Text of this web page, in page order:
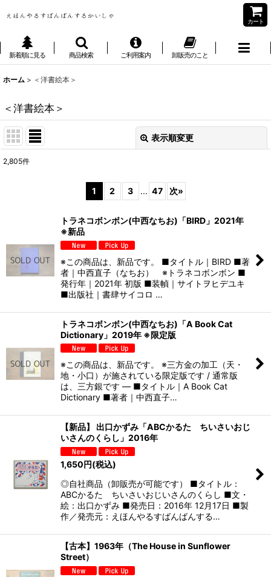
カート
新着順に見る 商品検索 ご利用案内 卸販売のこと
ホーム > ＜洋書絵本＞
＜洋書絵本＞
表示順変更
2,805件
1 2 3 ... 47 次»
トラネコボンボン(中西なちお)「BIRD」2021年
※新品
※この商品は、新品です。 ■タイトル｜BIRD ■著
者｜中西直子（なちお） ※トラネコボンボン ■
発行年｜2021年 初版 ■装幀｜サイトヲヒデユキ
■出版社｜書肆サイコロ …
トラネコボンボン(中西なちお)「A Book Cat
Dictionary」2019年 ※限定版
※この商品は、新品です。 ※三方金の加工（天・
地・小口）が施されている限定版です / 通常版
は、三方銀です — ■タイトル｜A Book Cat
Dictionary ■著者｜中西直子…
【新品】 出口かずみ「ABCかるた ちいさいおじ
いさんのくらし」2016年
1,650円(税込)
◎自社商品（卸販売が可能です） ■タイトル：
ABCかるた ちいさいおじいさんのくらし ■文・
絵：出口かずみ ■発売日：2016年 12月17日 ■製
作／発売元：えほんやるすばんばんする…
【古本】1963年（The House in Sunflower
Street）